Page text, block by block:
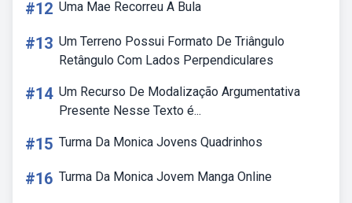
#12 Uma Mae Recorreu A Bula
#13 Um Terreno Possui Formato De Triângulo
Retângulo Com Lados Perpendiculares
#14 Um Recurso De Modalização Argumentativa
Presente Nesse Texto é...
#15 Turma Da Monica Jovens Quadrinhos
#16 Turma Da Monica Jovem Manga Online